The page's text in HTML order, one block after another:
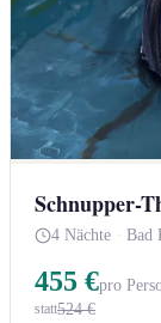
Schnupper-
4 Nächte · Bad
455 €pro
statt524 €